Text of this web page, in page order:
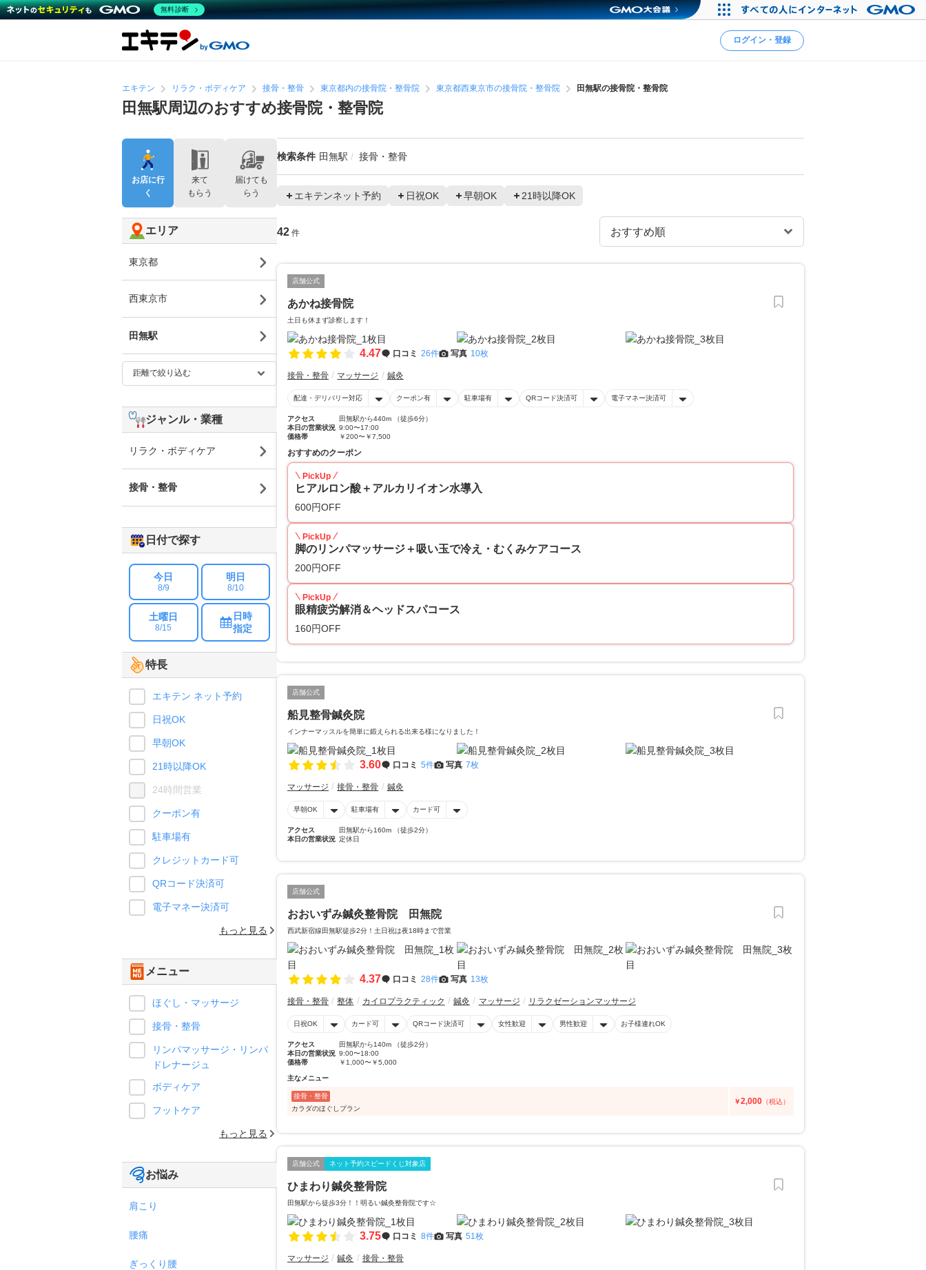
ログイン・登録
エキテン リラク・ボディケア 接骨・整骨 東京都内の接骨院・整骨院 東京都西東京市の接骨院・整骨院 田無駅の接骨院・整骨院
田無駅周辺のおすすめ接骨院・整骨院
検索条件 田無駅 接骨・整骨
エキテンネット予約 日祝OK 早朝OK 21時以降OK
42 件
店舗公式
あかね接骨院
土日も休まず診察します！
4.47 口コミ 26件 写真 10枚
接骨・整骨 マッサージ 鍼灸
配達・デリバリー対応 クーポン有 駐車場有 QRコード決済可 電子マネー決済可
アクセス
田無駅から440m （徒歩6分）
本日の営業状況 9:00〜17:00
価格帯
￥200〜￥7,500
おすすめのクーポン
PickUp
ヒアルロン酸＋アルカリイオン水導入
600円OFF
PickUp
脚のリンパマッサージ＋吸い玉で冷え・むくみケアコース
200円OFF
PickUp
眼精疲労解消＆ヘッドスパコース
160円OFF
店舗公式
船見整骨鍼灸院
インナーマッスルを簡単に鍛えられる出来る様になりました！
3.60 口コミ 5件 写真 7枚
マッサージ 接骨・整骨 鍼灸
早朝OK 駐車場有 カード可
アクセス
田無駅から160m （徒歩2分）
本日の営業状況 定休日
店舗公式
おおいずみ鍼灸整骨院 田無院
西武新宿線田無駅徒歩2分！土日祝は夜18時まで営業
4.37 口コミ 28件 写真 13枚
接骨・整骨 整体 カイロプラクティック 鍼灸 マッサージ リラクゼーションマッサージ
日祝OK カード可 QRコード決済可 女性歓迎 男性歓迎 お子様連れOK
アクセス
田無駅から140m （徒歩2分）
本日の営業状況 9:00〜18:00
価格帯
￥1,000〜￥5,000
主なメニュー
接骨・整骨
カラダのほぐしプラン
￥2,000 （税込）
店舗公式 ネット予約スピードくじ対象店
ひまわり鍼灸整骨院
田無駅から徒歩3分！！明るい鍼灸整骨院です☆
3.75 口コミ 8件 写真 51枚
マッサージ 鍼灸 接骨・整骨
お店に行
く
来て
もらう
届けても
らう
エリア
東京都
西東京市
田無駅
ジャンル・業種
リラク・ボディケア
接骨・整骨
日付で探す
今日
8/9
明日
8/10
土曜日
8/15
日時
指定
特長
エキテン ネット予約
日祝OK
早朝OK
21時以降OK
24時間営業
クーポン有
駐車場有
クレジットカード可
QRコード決済可
電子マネー決済可
もっと見る
メニュー
ほぐし・マッサージ
接骨・整骨
リンパマッサージ・リンパ
ドレナージュ
ボディケア
フットケア
もっと見る
お悩み
肩こり
腰痛
ぎっくり腰
無料診断